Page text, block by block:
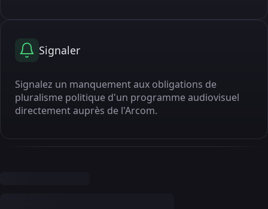
Signaler
Signalez un manquement aux obligations de
pluralisme politique d'un programme audiovisuel
directement auprès de l'Arcom.